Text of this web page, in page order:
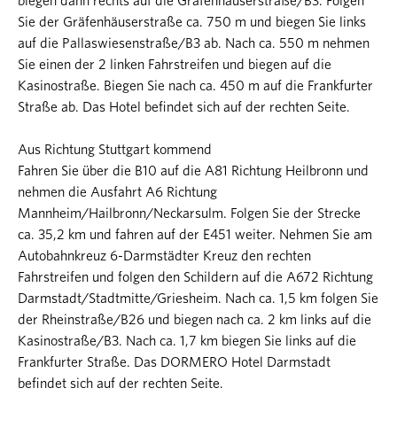
Sie der Gräfenhäuserstraße ca. 750 m und biegen Sie links
auf die Pallaswiesenstraße/B3 ab. Nach ca. 550 m nehmen
Sie einen der 2 linken Fahrstreifen und biegen auf die
Kasinostraße. Biegen Sie nach ca. 450 m auf die Frankfurter
Straße ab. Das Hotel befindet sich auf der rechten Seite.
Aus Richtung Stuttgart kommend
Fahren Sie über die B10 auf die A81 Richtung Heilbronn und
nehmen die Ausfahrt A6 Richtung
Mannheim/Hailbronn/Neckarsulm. Folgen Sie der Strecke
ca. 35,2 km und fahren auf der E451 weiter. Nehmen Sie am
Autobahnkreuz 6-Darmstädter Kreuz den rechten
Fahrstreifen und folgen den Schildern auf die A672 Richtung
Darmstadt/Stadtmitte/Griesheim. Nach ca. 1,5 km folgen Sie
der Rheinstraße/B26 und biegen nach ca. 2 km links auf die
Kasinostraße/B3. Nach ca. 1,7 km biegen Sie links auf die
Frankfurter Straße. Das DORMERO Hotel Darmstadt
befindet sich auf der rechten Seite.